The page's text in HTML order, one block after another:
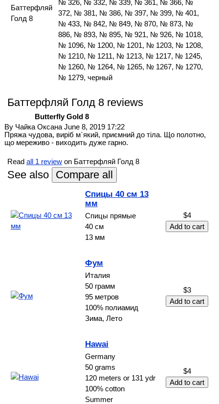
Баттерфляй
Голд 8
№ 326, № 332, № 339, № 361, № 366, №
372, № 381, № 386, № 397, № 399, № 401,
№ 433, № 842, № 849, № 870, № 873, №
886, № 893, № 895, № 921, № 926, № 1018,
№ 1096, № 1200, № 1201, № 1203, № 1208,
№ 1210, № 1211, № 1213, № 1217, № 1245,
№ 1260, № 1264, № 1265, № 1267, № 1270,
№ 1279, черный
Баттерфляй Голд 8 reviews
Butterfly Gold 8
By Чайка Оксана June 8, 2019 17:22
Пряжа чудова, виріб м`який, приємний до тіла. Що полотно,
що мереживо - виходить дуже гарно.
Read all 1 review on Баттерфляй Голд 8
See also
Спицы 40 см 13
мм
Спицы прямые
40 см
13 мм
$4
Фум
Италия
50 грамм
95 метров
100% полиамид
Зима, Лето
$3
Hawai
Germany
50 grams
120 meters or 131 ydr
100% cotton
Summer
$4